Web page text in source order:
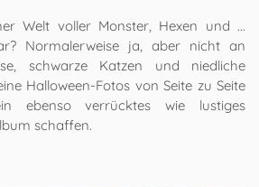
Welt voller Monster, Hexen und ...
Normalerweise ja, aber nicht an
schwarze Katzen und niedliche
Halloween-Fotos von Seite zu Seite
ebenso verrücktes wie lustiges
schaffen.